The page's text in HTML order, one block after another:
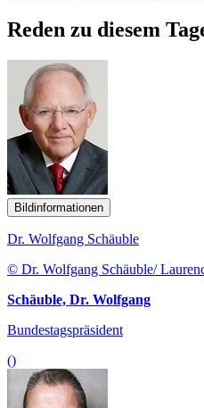
Reden zu diesem
Bildinformationen
Dr. Wolfgang Schäuble
© Dr. Wolfgang Schäuble/
Schäuble, Dr. Wolfgang
Bundestagspräsident
()